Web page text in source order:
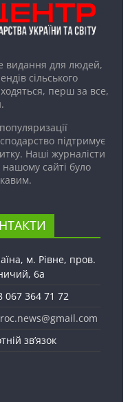
видання для людей,
сільського
перш за все,
підтримує
Наші журналісти
сайті було
м. Рівне, пров.
6а
067 364 71 72
зв’язок